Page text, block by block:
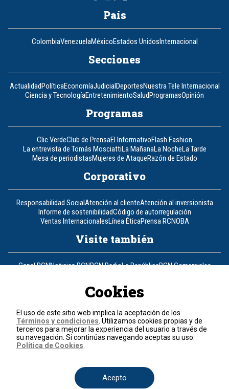
País
ColombiaVenezuelaMéxicoEstados UnidosInternacional
Secciones
ActualidadPolíticaEconomíaJudicialDeportesNuestra Tele Internacional
Ciencia y TecnologíaEntretenimientoSaludProgramasOpinión
Programas
Clic VerdeClub de PrensaEl InformativoFlash Fashion
La entrevista de Tomás MosciattiLa MañanaLa NocheLa Tarde
Mesa de periodistasMujeres de AtaqueRazón de Estado
Corporativo
Responsabilidad SocialAtención al clienteAtención al inversionista
Informe de sostenibilidadCódigo de autorregulación
Ventas InternacionalesLínea ÉticaPrensa RCNOBA
Visite también
Canal RCNNoticias RCNRCN RadioLa RepúblicaRCN Comerciales
Un producto de RCN Televisión
Contáctenos
Teléfono+57 (601) 426 92 92
Términos y condiciones
Cookies
El uso de este sitio web implica la aceptación de los
Términos y condiciones . Utilizamos cookies propias y de
terceros para mejorar la experiencia del usuario a través de
su navegación. Si continúas navegando aceptas su uso.
Política de Cookies
Acepto